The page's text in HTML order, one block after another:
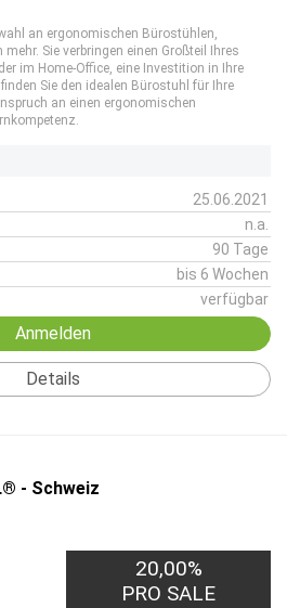
an ergonomischen Bürostühlen,
Sie verbringen einen Großteil Ihres
im Home-Office, eine Investition in Ihre
Sie den idealen Bürostuhl für Ihre
an einen ergonomischen
25.06.2021
n.a.
90 Tage
bis 6 Wochen
verfügbar
Anmelden
Details
- Schweiz
20,00%
PRO SALE